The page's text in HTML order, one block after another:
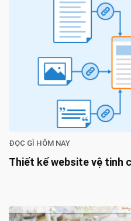
ĐỌC GÌ HÔM NAY
Thiết kế website vệ tinh